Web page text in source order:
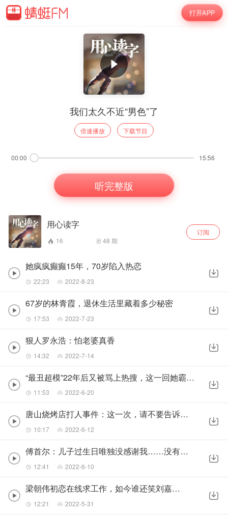
打开APP
我们太久不近“男色”了
倍速播放 下载节目
00:00 15:56
听完整版
用心读字
16 48 期
订阅
她疯疯癫癫15年，70岁陷入热恋
22:23 2022-8-23
67岁的林青霞，退休生活里藏着多少秘密
17:53 2022-7-23
狠人罗永浩：怕老婆真香
14:32 2022-7-14
“最丑超模”22年后又被骂上热搜，这一回她霸气回怼“爱谁谁”
11:53 2022-6-20
唐山烧烤店打人事件：这一次，请不要告诉女生如何保护自己！
10:17 2022-6-12
傅首尔：儿子过生日唯独没感谢我……没有界限感，伤孩子最深
12:41 2022-6-10
梁朝伟初恋在线求工作，如今谁还笑刘嘉玲？
12:21 2022-5-31